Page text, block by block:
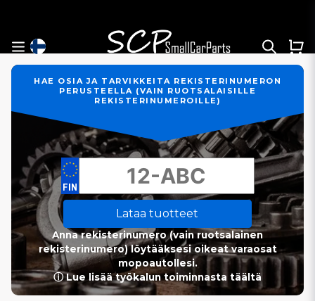
HAE OSIA JA TARVIKKEITA REKISTERINUMERON
PERUSTEELLA (VAIN RUOTSALAISILLE
REKISTERINUMEROILLE)
Lataa tuotteet
Anna rekisterinumero (vain ruotsalainen
rekisterinumero) löytääksesi oikeat varaosat
mopoautollesi.
ⓘ Lue lisää työkalun toiminnasta täältä